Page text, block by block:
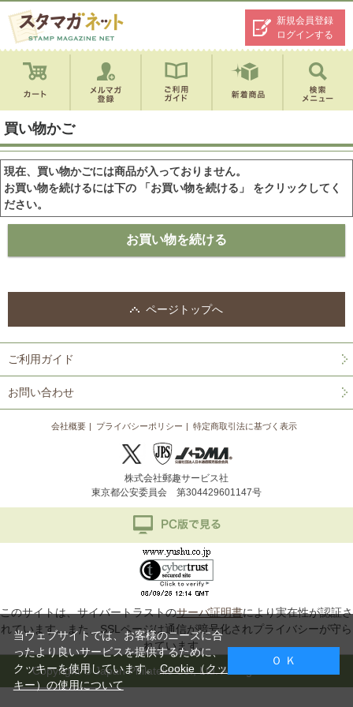
新規会員登録
ログインする
買い物かご
現在、買い物かごには商品が入っておりません。
お買い物を続けるには下の 「お買い物を続ける」 をクリックしてく
ださい。
ページトップへ
ご利用ガイド
お問い合わせ
会社概要 プライバシーポリシー 特定商取引法に基づく表示
株式会社郵趣サービス社
東京都公安委員会 第304429601147号
このサイトは、サイバートラストのサーバ証明書により実在性が認証さ
れています。また、SSLページは通信が暗号化されプライバシーが守ら
れています。
Copyright © Japan Philatelic Co., Ltd. All Rights Reserved.
当ウェブサイトでは、お客様のニーズに合
ったより良いサービスを提供するために、
クッキーを使用しています。Cookie（クッ
キー）の使用について
Ｏ Ｋ